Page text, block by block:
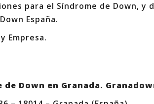
para el Síndrome de Down, y
España.
Empresa.
Down en Granada.